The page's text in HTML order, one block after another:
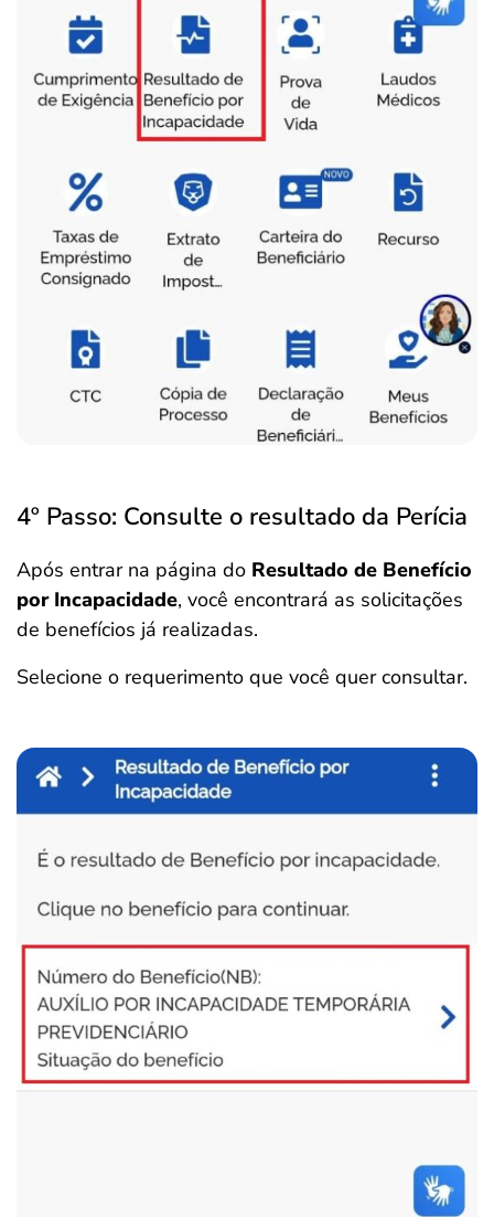
4º Passo: Consulte o resultado da Perícia
Após entrar na página do Resultado de Benefício
por Incapacidade, você encontrará as solicitações
de benefícios já realizadas.
Selecione o requerimento que você quer consultar.